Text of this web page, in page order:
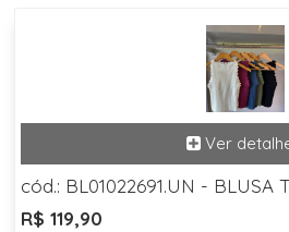
cód.: BL01022691.UN - BLUSA
R$ 119,90